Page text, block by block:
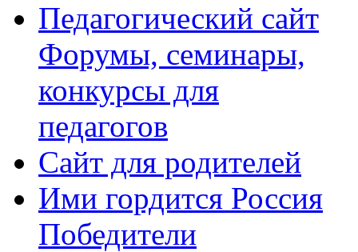
Педагогический сайт
Форумы, семинары,
конкурсы для
педагогов
Сайт для родителей
Ими гордится Россия
Победители